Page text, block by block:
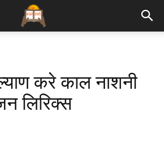
करे काल नाशनी
लिरिक्स